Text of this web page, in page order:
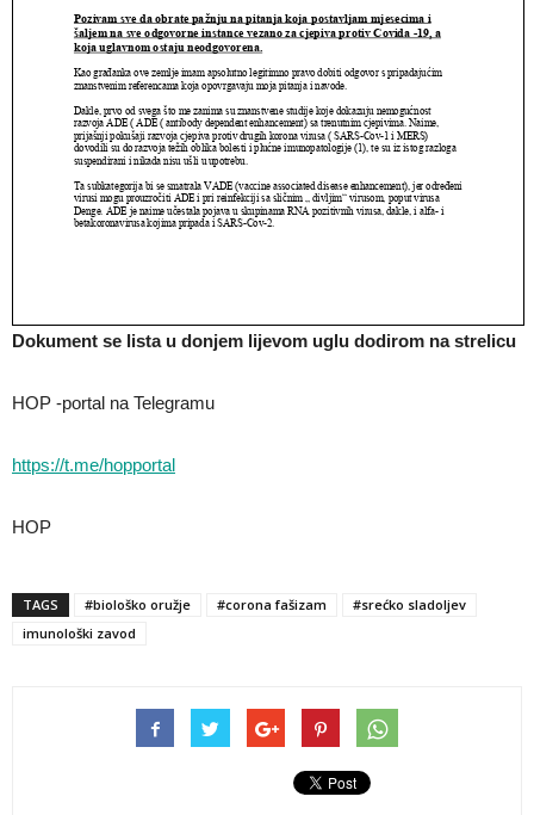
Dokument se lista u donjem lijevom uglu dodirom na strelicu
HOP -portal na Telegramu
https://t.me/hopportal
HOP
TAGS #biološko oružje #corona fašizam
#srećko sladoljev
imunološki zavod